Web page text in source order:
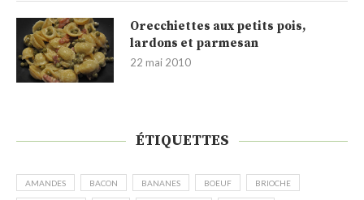
Orecchiettes aux petits pois,
lardons et parmesan
22 mai 2010
ÉTIQUETTES
AMANDES BACON BANANES BOEUF BRIOCHE